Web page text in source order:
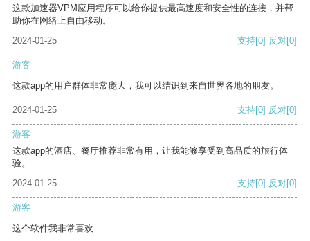
这款加速器VPM应用程序可以给你提供最高速度和安全性的连接，并帮
助你在网络上自由移动。
2024-01-25
支持[0] 反对[0]
游客
这款app的用户群体非常庞大，我可以结识到来自世界各地的朋友。
2024-01-25 支持[0] 反对[0]
游客
这款app的酒店、餐厅推荐非常有用，让我能够享受到高品质的旅行体
验。
2024-01-25
支持[0] 反对[0]
游客
这个软件我非常喜欢